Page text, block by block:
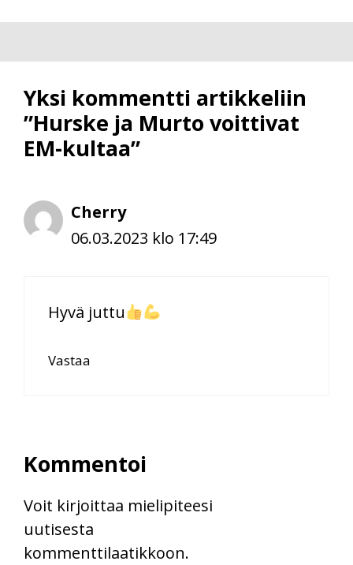
Yksi kommentti artikkeliin
”Hurske ja Murto voittivat
EM-kultaa”
Cherry
06.03.2023 klo 17:49
Hyvä juttu
Vastaa
Kommentoi
Voit kirjoittaa mielipiteesi
uutisesta
kommenttilaatikkoon.